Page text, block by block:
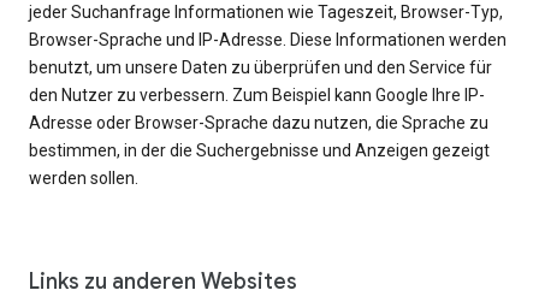
jeder Suchanfrage Informationen wie Tageszeit, Browser-Typ,
Browser-Sprache und IP-Adresse. Diese Informationen werden
benutzt, um unsere Daten zu überprüfen und den Service für
den Nutzer zu verbessern. Zum Beispiel kann Google Ihre IP-
Adresse oder Browser-Sprache dazu nutzen, die Sprache zu
bestimmen, in der die Suchergebnisse und Anzeigen gezeigt
werden sollen.
Links zu anderen Websites